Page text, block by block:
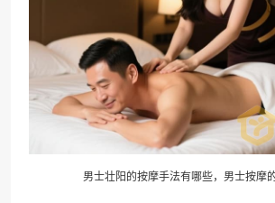
男士壮阳的按摩手法有哪些，男士按摩